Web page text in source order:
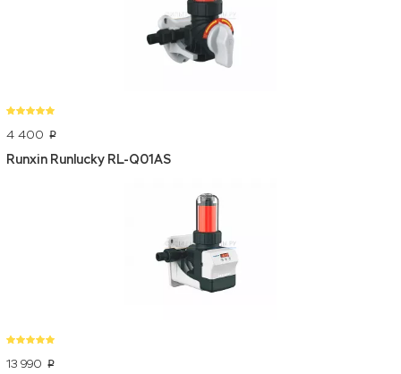
4 400 p
Runxin Runlucky RL-Q01AS
13 990 p